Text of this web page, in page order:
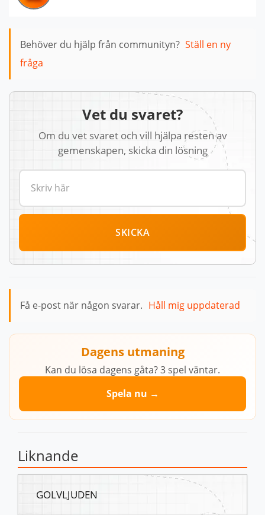
Behöver du hjälp från communityn? Ställ en ny
fråga
Vet du svaret?
Om du vet svaret och vill hjälpa resten av
gemenskapen, skicka din lösning
SKICKA
Få e-post när någon svarar. Håll mig uppdaterad
Dagens utmaning
Kan du lösa dagens gåta? 3 spel väntar.
Spela nu →
Liknande
GOLVLJUDEN